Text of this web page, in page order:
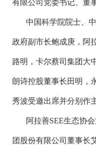
有限公司党委书记、董
中国科学院院士、
政府副市长鲍成庚，阿
路明，卡尔蔡司集团大
朗诗控股董事长田明，
秀波受邀出席并分别作
阿拉善SEE生态协
团股份有限公司董事长